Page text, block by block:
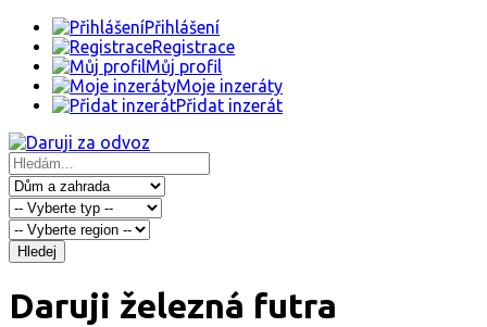
Přihlášení
Registrace
Můj profil
Moje inzeráty
Přidat inzerát
Hledej
Daruji železná futra